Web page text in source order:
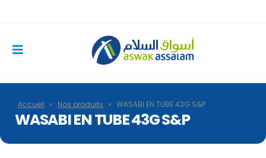
Accueil » Nos produits » WASABI EN TUBE 43G S&P
WASABI EN TUBE 43G S&P